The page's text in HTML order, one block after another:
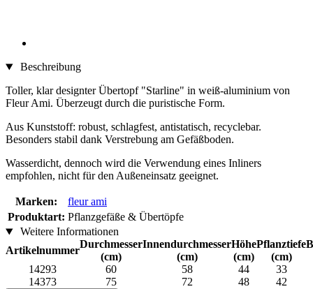
Beschreibung
Toller, klar designter Übertopf "Starline" in weiß-aluminium von
Fleur Ami. Überzeugt durch die puristische Form.
Aus Kunststoff: robust, schlagfest, antistatisch, recyclebar.
Besonders stabil dank Verstrebung am Gefäßboden.
Wasserdicht, dennoch wird die Verwendung eines Inliners
empfohlen, nicht für den Außeneinsatz geeignet.
Marken:
fleur ami
Produktart: Pflanzgefäße & Übertöpfe
Weitere Informationen
Artikelnummer
Durchmesser
(cm)
Innendurchmesser
(cm)
Höhe
(cm)
Pflanztiefe
(cm)
14293 60 58 44
33
14373
75 72 48 42